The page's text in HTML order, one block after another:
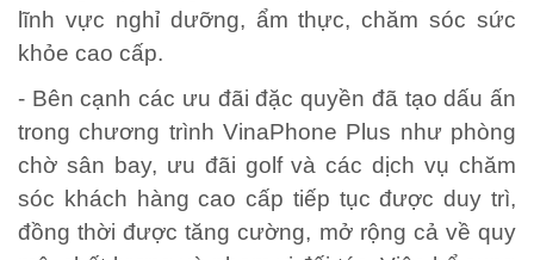
lĩnh vực nghỉ dưỡng, ẩm thực, chăm sóc sức
khỏe cao cấp.
- Bên cạnh các ưu đãi đặc quyền đã tạo dấu ấn
trong chương trình VinaPhone Plus như phòng
chờ sân bay, ưu đãi golf và các dịch vụ chăm
sóc khách hàng cao cấp tiếp tục được duy trì,
đồng thời được tăng cường, mở rộng cả về quy